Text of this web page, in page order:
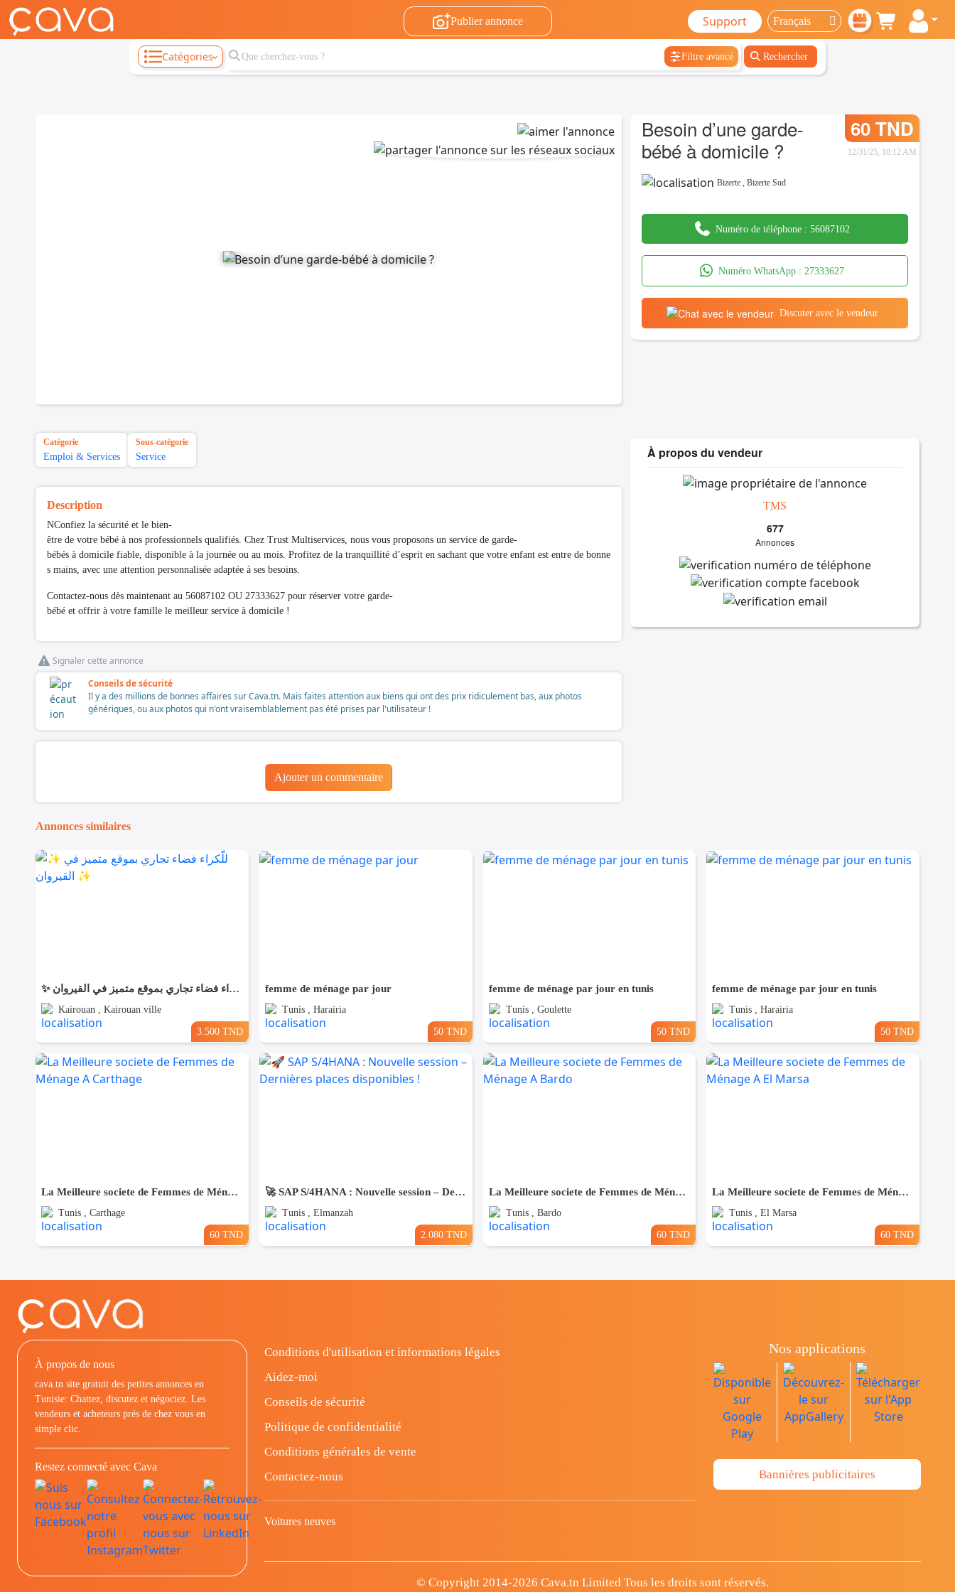
Publier annonce Support
Catégories Filtre avancé Rechercher
Besoin d’une garde-
bébé à domicile ?
60 TND
12/31/25, 10:12 AM
Bizerte ,Bizerte Sud
Numéro de téléphone : 56087102
Numéro WhatsApp : 27333627
Discuter avec le vendeur
Catégorie
Emploi & Services
Sous-catégorie
Service
Description
NConfiez la sécurité et le bien-
être de votre bébé à nos professionnels qualifiés. Chez Trust Multiservices, nous vous proposons un service de garde-
bébés à domicile fiable, disponible à la journée ou au mois. Profitez de la tranquillité d’esprit en sachant que votre enfant est entre de bonne
s mains, avec une attention personnalisée adaptée à ses besoins.
Contactez-nous dès maintenant au 56087102 OU 27333627 pour réserver votre garde-
bébé et offrir à votre famille le meilleur service à domicile !
Signaler cette annonce
Conseils de sécurité
Il y a des millions de bonnes affaires sur Cava.tn. Mais faites attention aux biens qui ont des prix ridiculement bas, aux photos
génériques, ou aux photos qui n'ont vraisemblablement pas été prises par l'utilisateur !
Ajouter un commentaire
À propos du vendeur
TMS
677
Annonces
Annonces similaires
✨ للّكراء فضاء تجاري بموقع متميز في القيروان ✨
Kairouan , Kairouan ville
3.500 TND
femme de ménage par jour
Tunis , Harairia
50 TND
femme de ménage par jour en tunis
Tunis , Goulette
50 TND
femme de ménage par jour en tunis
Tunis , Harairia
50 TND
La Meilleure societe de Femmes de Ménage A Carthage
Tunis , Carthage
60 TND
🚀 SAP S/4HANA : Nouvelle session – Dernières places disponibles !
Tunis , Elmanzah
2.080 TND
La Meilleure societe de Femmes de Ménage A Bardo
Tunis , Bardo
60 TND
La Meilleure societe de Femmes de Ménage A El Marsa
Tunis , El Marsa
60 TND
À propos de nous
cava.tn site gratuit des petites annonces en
Tunisie: Chattez, discutez et négociez. Les
vendeurs et acheteurs prés de chez vous en
simple clic.
Restez connecté avec Cava
Conditions d'utilisation et informations légales
Aidez-moi
Conseils de sécurité
Politique de confidentialité
Conditions générales de vente
Contactez-nous
Voitures neuves
Nos applications
Bannières publicitaires
© Copyright 2014-2026 Cava.tn Limited Tous les droits sont réservés.